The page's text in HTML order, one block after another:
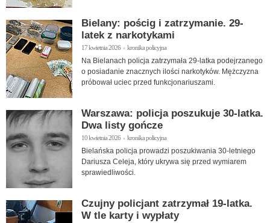
Bielany: pościg i zatrzymanie. 29-
latek z narkotykami
17 kwietnia 2026 › kronika policyjna
Na Bielanach policja zatrzymała 29-latka podejrzanego
o posiadanie znacznych ilości narkotyków. Mężczyzna
próbował uciec przed funkcjonariuszami.
Warszawa: policja poszukuje 30-latka.
Dwa listy gończe
10 kwietnia 2026 › kronika policyjna
Bielańska policja prowadzi poszukiwania 30-letniego
Dariusza Celeja, który ukrywa się przed wymiarem
sprawiedliwości.
Czujny policjant zatrzymał 19-latka.
W tle karty i wypłaty